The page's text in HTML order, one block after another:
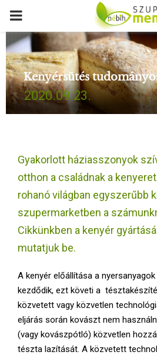
P
R
I
M
R
M
N
U
Kenyérsütés
2020.09.23.
Gyakorlott háziasszonyok
otthon a családnak a
rohanó világban egyszerűbb
szupermarketben a
Cikkünkben a kenyér
mutatjuk be.
A kenyér előállítása a
kezdődik, ezt követi a
közvetett vagy közvetlen
eljárás során kovászt nem
(vagy kovászpótló) közvetlen
tészta lazítását. A közvetett